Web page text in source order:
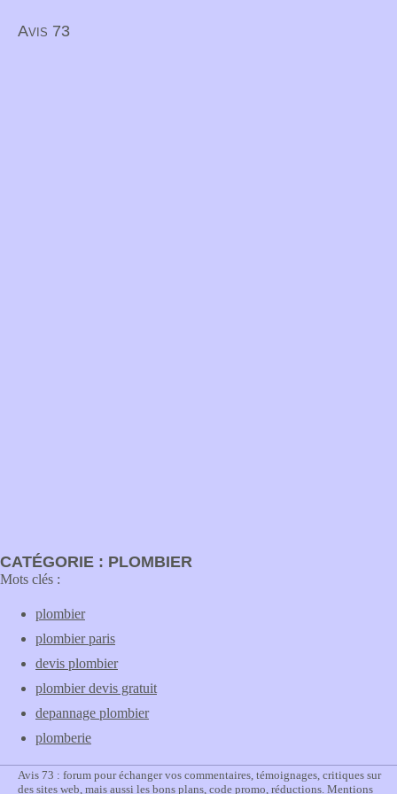
Avis 73
CATÉGORIE : PLOMBIER
Mots clés :
plombier
plombier paris
devis plombier
plombier devis gratuit
depannage plombier
plomberie
Avis 73 : forum pour échanger vos commentaires, témoignages, critiques sur
des sites web, mais aussi les bons plans, code promo, réductions. Mentions